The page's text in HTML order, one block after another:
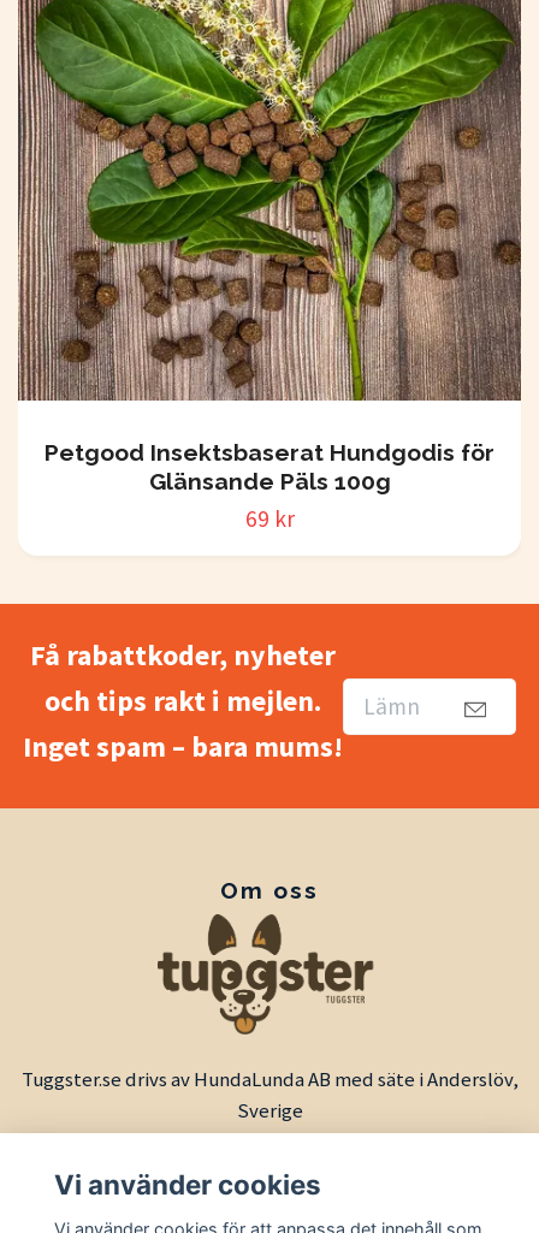
Petgood Insektsbaserat Hundgodis för
Glänsande Päls 100g
69 kr
Få rabattkoder, nyheter
och tips rakt i mejlen.
Inget spam – bara mums!
Om oss
Tuggster.se drivs av HundaLunda AB med säte i Anderslöv,
Sverige
Vi använder cookies
Vi använder cookies för att anpassa det innehåll som